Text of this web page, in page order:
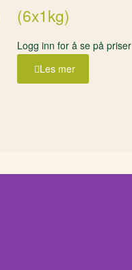
(6x1kg)
Logg inn for å se på priser
Les mer